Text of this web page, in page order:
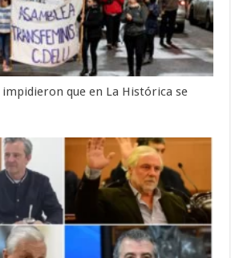
que en La Histórica se